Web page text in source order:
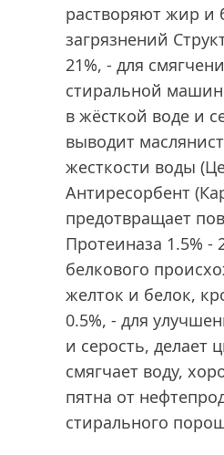
растворяют жир и
загрязнений
21%, - для
стиральной
в жёсткой воде и
выводит
жесткости воды
Антиресорбент
предотвращает
Протеиназа 1.5% -
белкового
желток и белок,
0.5%, - для
и серость, делает
смягчает воду,
пятна от
стирального